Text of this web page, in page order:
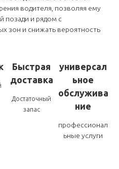
водителя, позволяя ему
позади и рядом с
зон и снижать вероятность
Быстрая
доставка
Достаточный
запас
универсал
ьное
обслужива
ние
профессионал
ьные услуги